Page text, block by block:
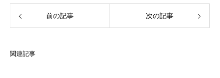
前の記事 次の記事
関連記事